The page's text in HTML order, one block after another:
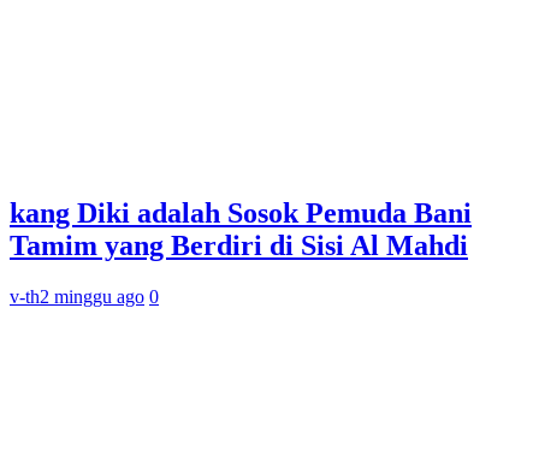
kang Diki adalah Sosok Pemuda Bani
Tamim yang Berdiri di Sisi Al Mahdi
v-th2 minggu ago 0